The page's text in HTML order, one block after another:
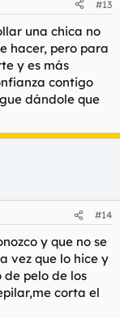
#13
una chica no
hacer, pero para
y es más
contigo
dándole que
#14
y que no se
vez que lo hice y
pelo de los
corta el